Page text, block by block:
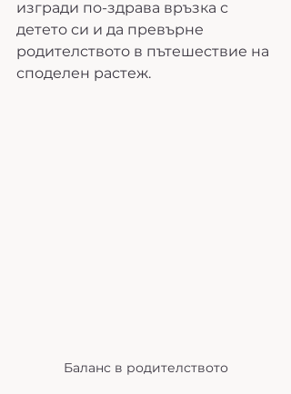
изгради по-здрава връзка с
детето си и да превърне
родителството в пътешествие на
споделен растеж.
Баланс в родителството